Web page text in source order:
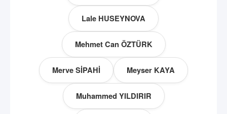
Lale HUSEYNOVA
Mehmet Can ÖZTÜRK
Merve SİPAHİ Meyser KAYA
Muhammed YILDIRIR